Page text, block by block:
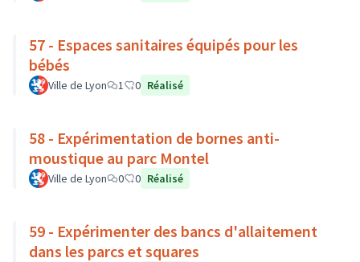
57 - Espaces sanitaires équipés pour les
bébés
Ville de Lyon 1 0 Réalisé
58 - Expérimentation de bornes anti-
moustique au parc Montel
Ville de Lyon 0 0 Réalisé
59 - Expérimenter des bancs d'allaitement
dans les parcs et squares